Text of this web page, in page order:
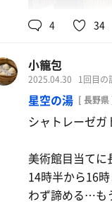
4 34
小籠包
2025.04.30 1回目の
星空の湯 [ 長野県
シャトレーゼガ
美術館目当てに
14時半から16
わず諦める…も